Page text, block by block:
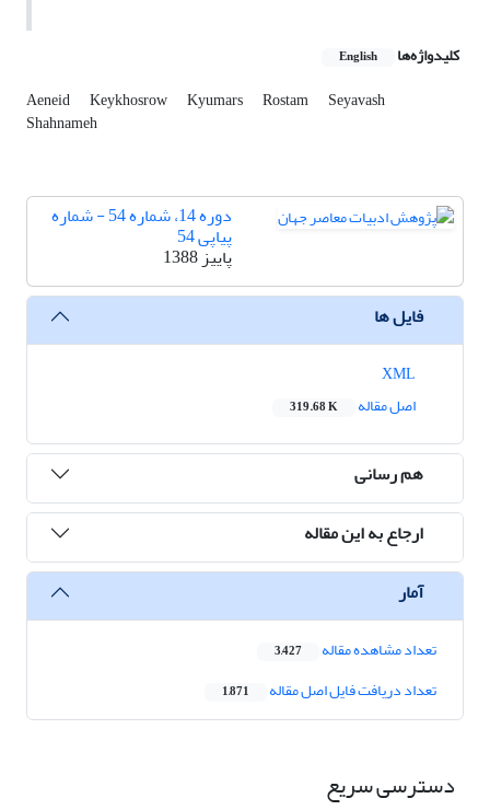
کلیدواژه‌ها English
Aeneid Keykhosrow Kyumars Rostam Seyavash
Shahnameh
دوره 14، شماره 54 - شماره
پیاپی 54
پاییز 1388
فایل ها
اصل مقاله
319.68 K
هم رسانی
ارجاع به این مقاله
آمار
تعداد مشاهده مقاله 3,427
تعداد دریافت فایل اصل مقاله 1,871
دسترسی سریع